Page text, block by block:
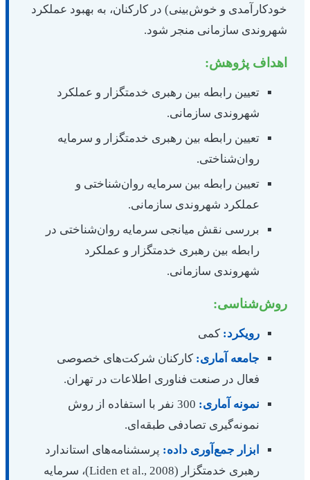
خودکارآمدی و خوش‌بینی) در کارکنان، به بهبود عملکرد
شهروندی سازمانی منجر شود.
اهداف پژوهش:
تعیین رابطه بین رهبری خدمتگزار و عملکرد
شهروندی سازمانی.
تعیین رابطه بین رهبری خدمتگزار و سرمایه
روان‌شناختی.
تعیین رابطه بین سرمایه روان‌شناختی و
عملکرد شهروندی سازمانی.
بررسی نقش میانجی سرمایه روان‌شناختی در
رابطه بین رهبری خدمتگزار و عملکرد
شهروندی سازمانی.
روش‌شناسی:
رویکرد: کمی
جامعه آماری: کارکنان شرکت‌های خصوصی
فعال در صنعت فناوری اطلاعات در تهران.
نمونه آماری:
300 نفر با استفاده از روش
نمونه‌گیری تصادفی طبقه‌ای.
ابزار جمع‌آوری داده: پرسشنامه‌های استاندارد
رهبری خدمتگزار (Liden et al., 2008)، سرمایه